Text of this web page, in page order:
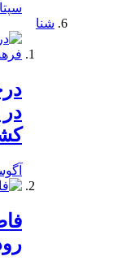
سپتامبر
شنا
آگوست